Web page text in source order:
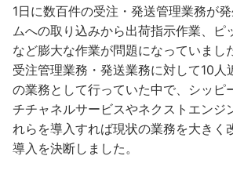
1日に数百件の受注・発送管理業務が
ムへの取り込みから出荷指示作業、ピ
など膨大な作業が問題になっていまし
受注管理業務・発送業務に対して10人
の業務として行っていた中で、シッピ
チチャネルサービスやネクストエンジ
れらを導入すれば現状の業務を大きく
導入を決断しました。